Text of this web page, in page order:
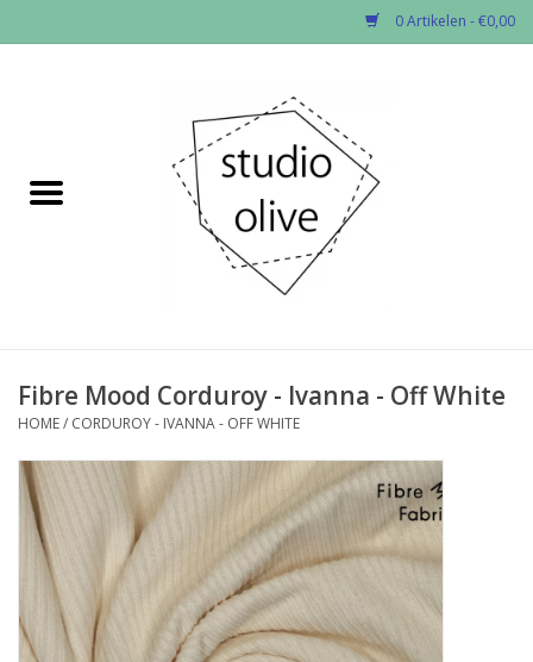
0 Artikelen - €0,00
✂︎Nieuw
Fournituren
Workshops
Diy pakketten
Studio Olive inspireert....
Fibre Mood Corduroy - Ivanna - Off White
HOME/ CORDUROY - IVANNA - OFF WHITE